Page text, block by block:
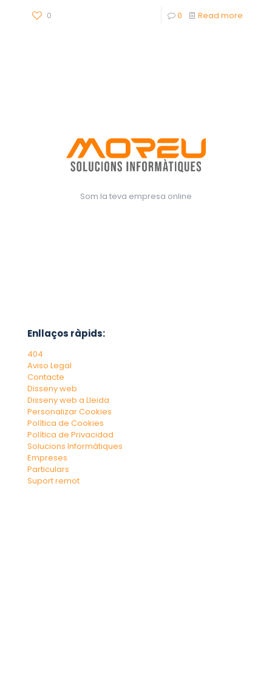
0 0 Read more
Som la teva empresa online
Enllaços ràpids:
404
Aviso Legal
Contacte
Disseny web
Disseny web a Lleida
Personalizar Cookies
Política de Cookies
Política de Privacidad
Solucions Informàtiques
Empreses
Particulars
Suport remot